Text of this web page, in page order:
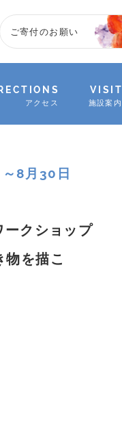
ご寄付のお願い
アクセス
VISIT
施設案内
8月30日
クショップ
を描こ